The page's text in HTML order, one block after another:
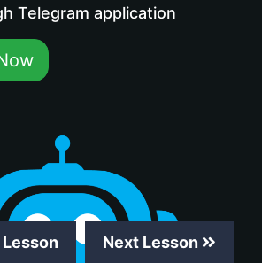
Next Lesson
Telegram application